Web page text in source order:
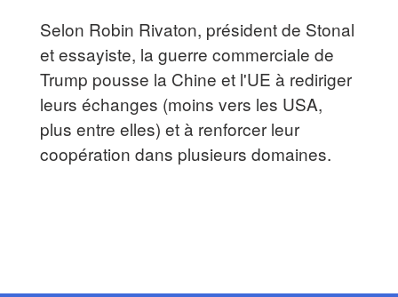
Selon Robin Rivaton, président de Stonal
et essayiste, la guerre commerciale de
Trump pousse la Chine et l'UE à rediriger
leurs échanges (moins vers les USA,
plus entre elles) et à renforcer leur
coopération dans plusieurs domaines.